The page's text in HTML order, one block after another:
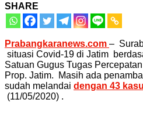
SHARE
Prabangkaranews.com –
situasi Covid-19 di Jatim
Satuan Gugus Tugas
Prop. Jatim. Masih ada
sudah melandai dengan 43
(11/05/2020) .